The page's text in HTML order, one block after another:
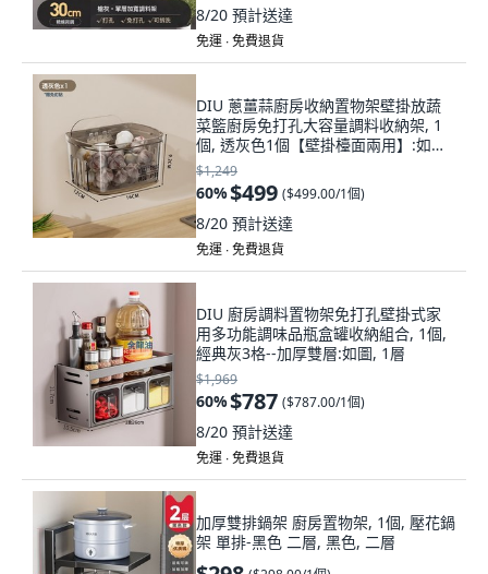
8/20 預計送達
免運 ∙ 免費退貨
DIU 蔥薑蒜廚房收納置物架壁掛放蔬
菜籃廚房免打孔大容量調料收納架, 1
個, 透灰色1個【壁掛檯面兩用】:如圖,
1層
$1,249
60%$499 ($499.00/1個)
8/20 預計送達
免運 ∙ 免費退貨
DIU 廚房調料置物架免打孔壁掛式家
用多功能調味品瓶盒罐收納組合, 1個,
經典灰3格--加厚雙層:如圖, 1層
$1,969
60%$787 ($787.00/1個)
8/20 預計送達
免運 ∙ 免費退貨
加厚雙排鍋架 廚房置物架, 1個, 壓花鍋
架 單排-黑色 二層, 黑色, 二層